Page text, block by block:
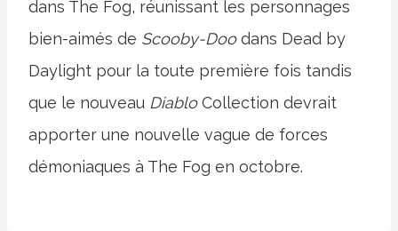
dans The Fog, réunissant les personnages
bien-aimés de Scooby-Doodans Dead by
Daylight pour la toute première fois tandis
que le nouveau DiabloCollection devrait
apporter une nouvelle vague de forces
démoniaques à The Fog en octobre.